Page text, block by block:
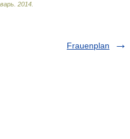
2014
Frauenplan